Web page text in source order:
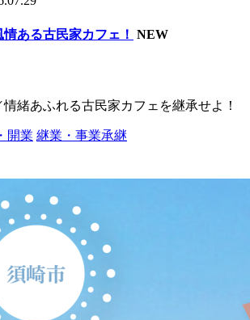
情ある古民家カフェ！ NEW
情緒あふれる古民家カフェを継承せよ！
開業 継業・事業承継